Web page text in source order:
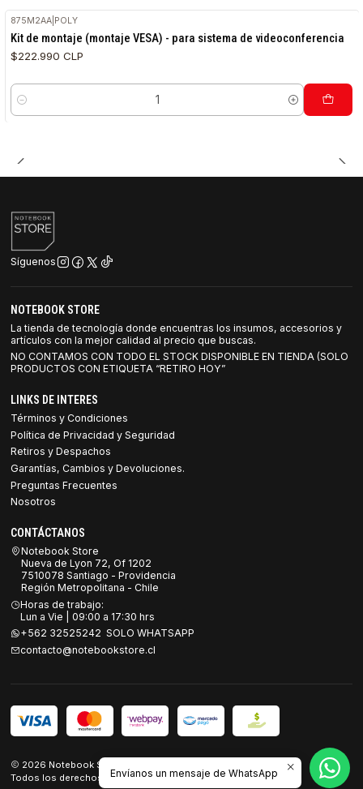
875M2AA POLY
Kit de montaje (montaje VESA) - para sistema de videoconferencia
$222.990 CLP
Cantidad
Síguenos
NOTEBOOK STORE
La tienda de tecnología donde encuentras los insumos, accesorios y
artículos con la mejor calidad al precio que buscas.
NO CONTAMOS CON TODO EL STOCK DISPONIBLE EN TIENDA (SOLO
PRODUCTOS CON ETIQUETA “RETIRO HOY”
LINKS DE INTERES
Términos y Condiciones
Política de Privacidad y Seguridad
Retiros y Despachos
Garantías, Cambios y Devoluciones.
Preguntas Frecuentes
Nosotros
CONTÁCTANOS
Notebook Store
Nueva de Lyon 72, Of 1202
7510078 Santiago - Providencia
Región Metropolitana - Chile
Horas de trabajo:
Lun a Vie | 09:00 a 17:30 hrs
+562 32525242 SOLO WHATSAPP
contacto@notebookstore.cl
2026 Notebook Store.
Todos los derechos reservados.Desarrollado por Jumpseller
Envíanos un mensaje de WhatsApp